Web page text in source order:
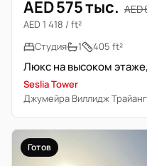
AED 575 тыс. AED
AED 1 418 / ft²
Студия
1 405 ft²
Seslia Tower
Джумейра Виллидж
Готов